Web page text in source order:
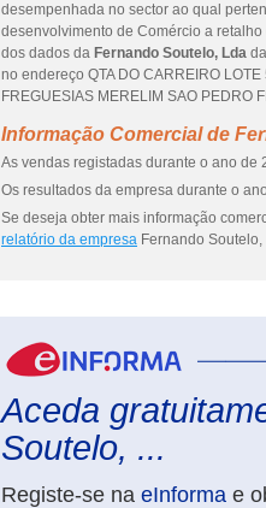
desempenhada no sector ao qual
desenvolvimento de Comércio a
dos dados da Fernando Soutelo, Lda
no endereço QTA DO CARREIRO
FREGUESIAS MERELIM SAO PEDRO
Informação Comercial de
As vendas registadas durante o ano de
Os resultados da empresa durante o
Se deseja obter mais informação
relatório da empresa Fernando Soutelo,
Aceda
Soutelo, ...
Registe-se na eInforma e